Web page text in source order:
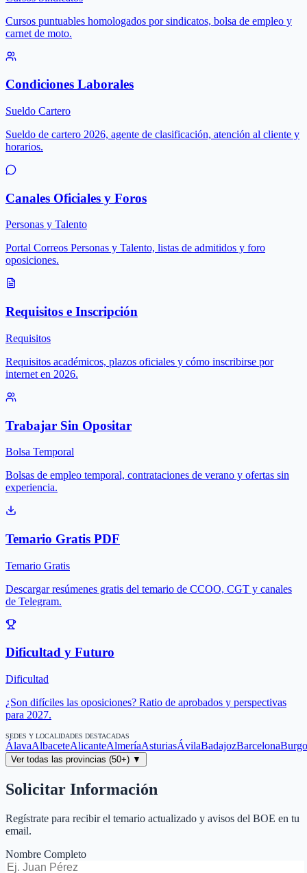
Cursos puntuables homologados por sindicatos, bolsa de empleo y
carnet de moto.
Condiciones Laborales
Sueldo Cartero
Sueldo de cartero 2026, agente de clasificación, atención al cliente y
horarios.
Canales Oficiales y Foros
Personas y Talento
Portal Correos Personas y Talento, listas de admitidos y foro
oposiciones.
Requisitos e Inscripción
Requisitos
Requisitos académicos, plazos oficiales y cómo inscribirse por
internet en 2026.
Trabajar Sin Opositar
Bolsa Temporal
Bolsas de empleo temporal, contrataciones de verano y ofertas sin
experiencia.
Temario Gratis PDF
Temario Gratis
Descargar resúmenes gratis del temario de CCOO, CGT y canales
de Telegram.
Dificultad y Futuro
Dificultad
¿Son difíciles las oposiciones? Ratio de aprobados y perspectivas
para 2027.
SEDES Y LOCALIDADES DESTACADAS
ÁlavaAlbaceteAlicanteAlmeríaAsturiasÁvilaBadajozBarcelona
Ver todas las provincias (50+) ▼
Solicitar Información
Regístrate para recibir el temario actualizado y avisos del BOE en tu
email.
Nombre Completo